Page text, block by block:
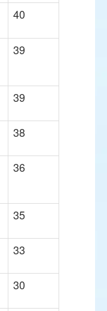
40
39
39
38
36
35
33
30